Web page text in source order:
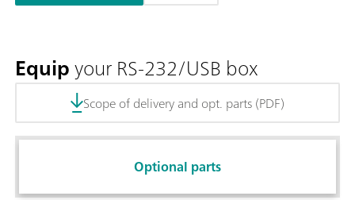
Equipyour RS-232/USB box
Scope of delivery and opt. parts (PDF)
Optional parts